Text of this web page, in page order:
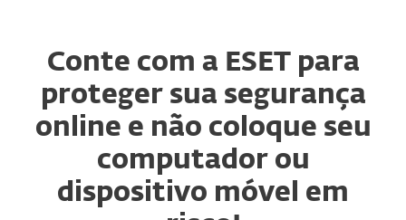
Conte com a ESET para
proteger sua segurança
online e não coloque seu
computador ou
dispositivo móvel em